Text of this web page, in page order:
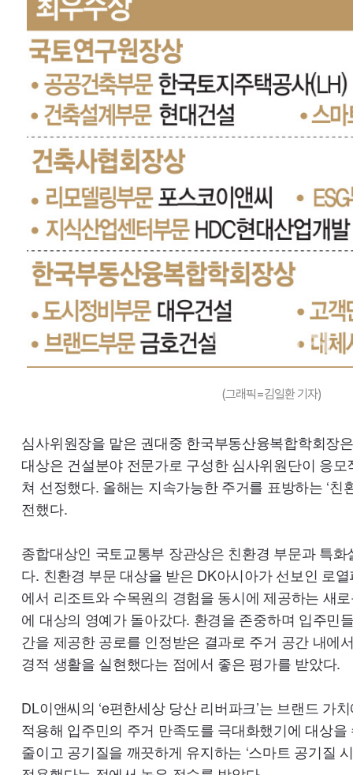
(그래픽=김일환 기자)
심사위원장을 맡은 권대중 한국부동산융복합학회장
대상은 건설분야 전문가로 구성한 심사위원단이 응
쳐 선정했다. 올해는 지속가능한 주거를 표방하는 ‘친
전했다.
종합대상인 국토교통부 장관상은 친환경 부문과 특
다. 친환경 부문 대상을 받은 DK아시아가 선보인 로
에서 리조트와 수목원의 경험을 동시에 제공하는 새
에 대상의 영예가 돌아갔다. 환경을 존중하며 입주민
간을 제공한 공로를 인정받은 결과로 주거 공간 내에
경적 생활을 실현했다는 점에서 좋은 평가를 받았다.
DL이앤씨의 ‘e편한세상 당산 리버파크’는 브랜드 가
적용해 입주민의 주거 만족도를 극대화했기에 대상
줄이고 공기질을 깨끗하게 유지하는 ‘스마트 공기질